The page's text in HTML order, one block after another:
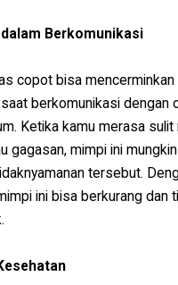
Berkomunikasi
copot bisa mencerminkan
berkomunikasi dengan
Ketika kamu merasa sulit
gagasan, mimpi ini
tersebut.
ini bisa berkurang dan